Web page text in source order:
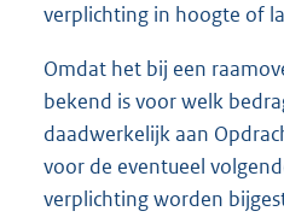
verplichting in hoogte of
Omdat het bij een
bekend is voor welk
daadwerkelijk aan
voor de eventueel
verplichting worden